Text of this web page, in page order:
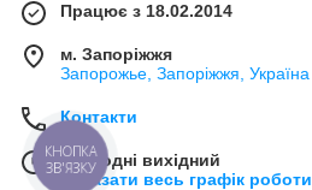
Працює з 18.02.2014
м. Запоріжжя
Запорожье, Запоріжжя, Україна
Контакти
Сьогодні вихідний
Показати весь графік роботи
КНОПКА
ЗВ'ЯЗКУ